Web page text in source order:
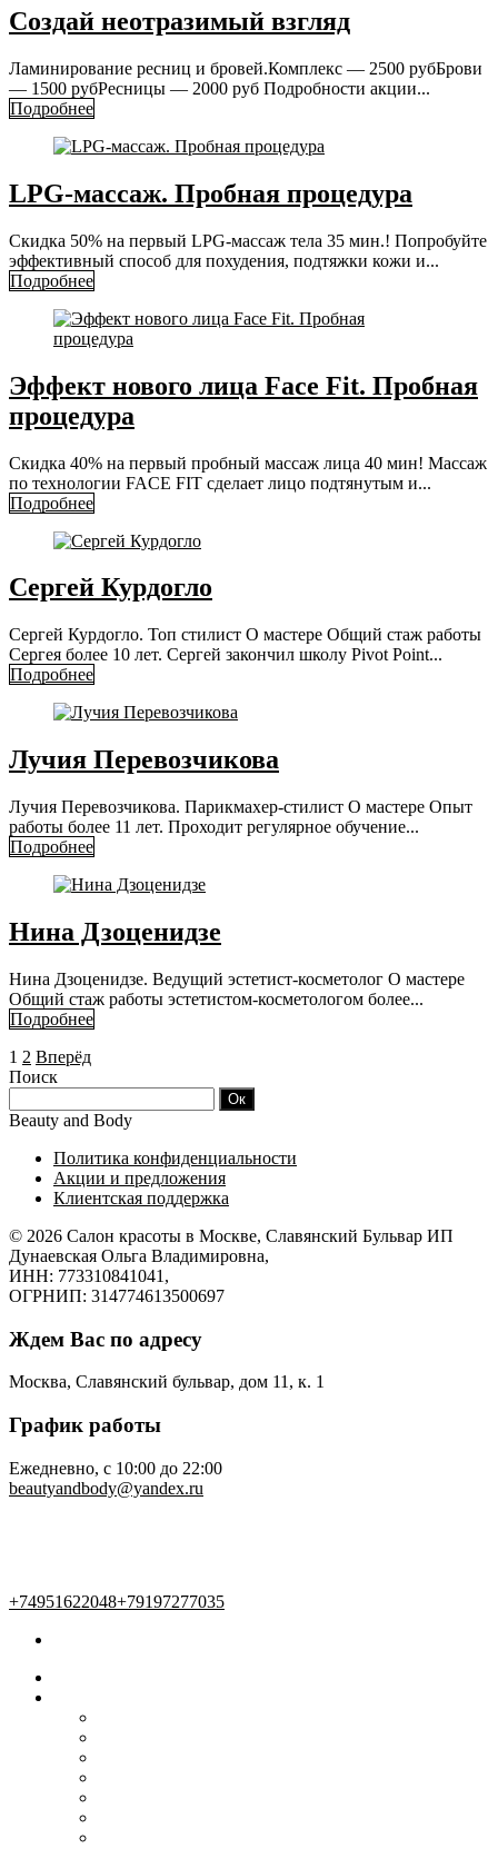
Создай неотразимый взгляд
Ламинирование ресниц и бровей.Комплекс — 2500 рубБрови
— 1500 рубРесницы — 2000 руб Подробности акции...
Подробнее
LPG-массаж. Пробная процедура
Скидка 50% на первый LPG-массаж тела 35 мин.! Попробуйте
эффективный способ для похудения, подтяжки кожи и...
Подробнее
Эффект нового лица Face Fit. Пробная
процедура
Скидка 40% на первый пробный массаж лица 40 мин! Массаж
по технологии FACE FIT сделает лицо подтянутым и...
Подробнее
Сергей Курдогло
Сергей Курдогло. Топ стилист О мастере Общий стаж работы
Сергея более 10 лет. Сергей закончил школу Pivot Point...
Подробнее
Лучия Перевозчикова
Лучия Перевозчикова. Парикмахер-стилист О мастере Опыт
работы более 11 лет. Проходит регулярное обучение...
Подробнее
Нина Дзоценидзе
Нина Дзоценидзе. Ведущий эстетист-косметолог О мастере
Общий стаж работы эстетистом-косметологом более...
Подробнее
1 2 Вперёд
Поиск
Beauty and Body
Политика конфиденциальности
Акции и предложения
Клиентская поддержка
© 2026 Салон красоты в Москве, Славянский Бульвар ИП
Дунаевская Ольга Владимировна,
ИНН: 773310841041,
ОГРНИП: 314774613500697
Ждем Вас по адресу
Москва, Славянский бульвар, дом 11, к. 1
График работы
Ежедневно, с 10:00 до 22:00
beautyandbody@yandex.ru
+74951622048+79197277035